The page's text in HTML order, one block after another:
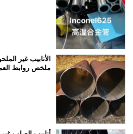
الأنابيب غير
ملخص روابط